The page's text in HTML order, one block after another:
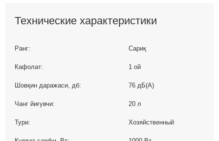
Технические характеристики
Ранг: Сариқ
Кафолат: 1 ой
Шовқин даражаси, дб: 76 дБ(А)
Чанг йиғувчи: 20 л
Тури: Хозяйственный